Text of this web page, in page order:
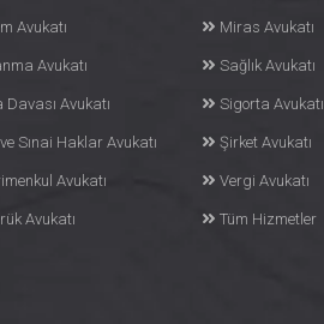
Avukatı
Avukatı
Davası Avukatı
Sınai Haklar Avukatı
Gayrimenkul Avukatı
Avukatı
Miras Avukatı
Sağlık Avukatı
Sigorta Avukatı
Şirket Avukatı
Vergi Avukatı
Tüm Hizmetler